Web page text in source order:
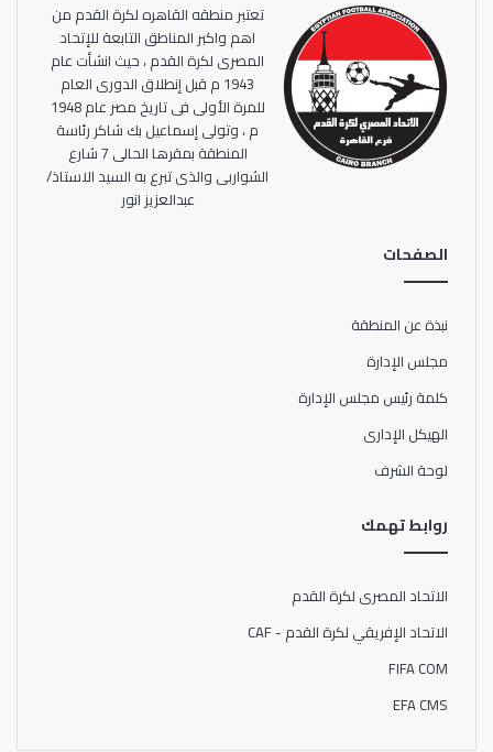
تعتبر منطقه القاهره لكرة القدم من
اهم واكبر المناطق التابعة للإتحاد
المصرى لكرة القدم ، حيث انشأت عام
1943 م قبل إنطلاق الدورى العام
للمرة الأولى فى تاريخ مصر عام 1948
م ، وتولى إسماعيل بك شاكر رئاسة
المنطقة بمقرها الحالى 7 شارع
الشواربى والذى تبرع به السيد الاستاذ/
عبدالعزيز انور
الصفحات
نبذة عن المنطقة
مجلس الإدارة
كلمة رئيس مجلس الإدارة
الهيكل الإدارى
لوحة الشرف
روابط تهمك
الاتحاد المصرى لكرة القدم
الاتحاد الإفريقي لكرة القدم - CAF
FIFA COM
EFA CMS